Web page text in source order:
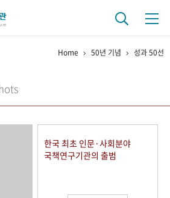
보는 연구 역사
연구자들
Home 50년 기념 성과 50선
한국 최초 인문·사회분야
국책연구기관의 출범